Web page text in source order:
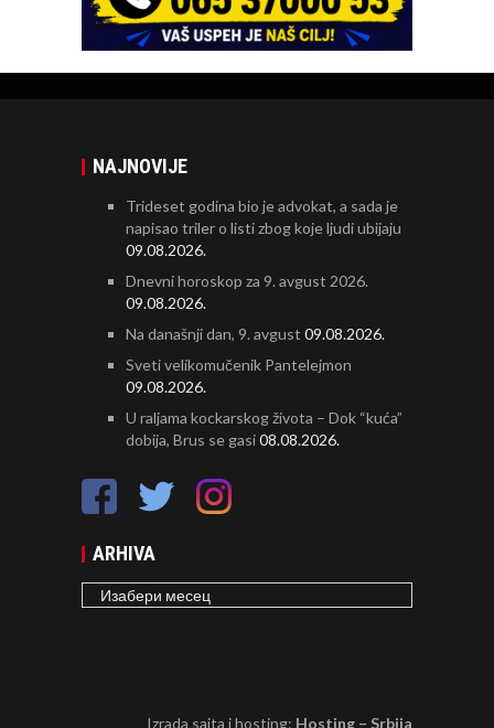
NAJNOVIJE
Trideset godina bio je advokat, a sada je
napisao triler o listi zbog koje ljudi ubijaju
09.08.2026.
Dnevni horoskop za 9. avgust 2026.
09.08.2026.
Na današnji dan, 9. avgust 09.08.2026.
Sveti velikomučenik Pantelejmon
09.08.2026.
U raljama kockarskog života – Dok “kuća”
dobija, Brus se gasi08.08.2026.
ARHIVA
ARHIVA
Izrada sajta i hosting: Hosting – Srbija